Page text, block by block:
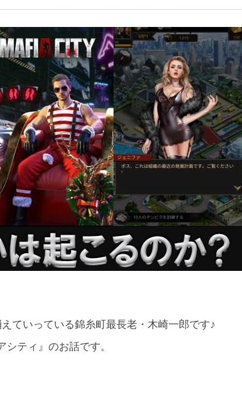
ていっている錦糸町最長老・木崎一郎です♪
ティ』のお話です。